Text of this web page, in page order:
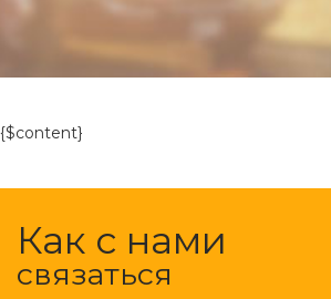
{$content}
Как с нами
связаться